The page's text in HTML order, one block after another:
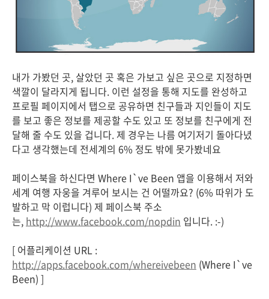
내가 가봤던 곳, 살았던 곳 혹은 가보고 싶은 곳으로 지정하면
색깔이 달라지게 됩니다. 이런 설정을 통해 지도를 완성하고
프로필 페이지에서 탭으로 공유하면 친구들과 지인들이 지도
를 보고 좋은 정보를 제공할 수도 있고 또 정보를 친구에게 전
달해 줄 수도 있을 겁니다. 제 경우는 나름 여기저기 돌아다녔
다고 생각했는데 전세계의 6% 정도 밖에 못가봤네요
페이스북을 하신다면 Where I`ve Been 앱을 이용해서 저와
세계 여행 자웅을 겨루어 보시는 건 어떨까요? (6% 따위가 도
발하고 막 이럽니다) 제 페이스북 주소
는, http://www.facebook.com/nopdin 입니다. :-)
[ 어플리케이션 URL :
http://apps.facebook.com/whereivebeen (Where I`ve
Been) ]